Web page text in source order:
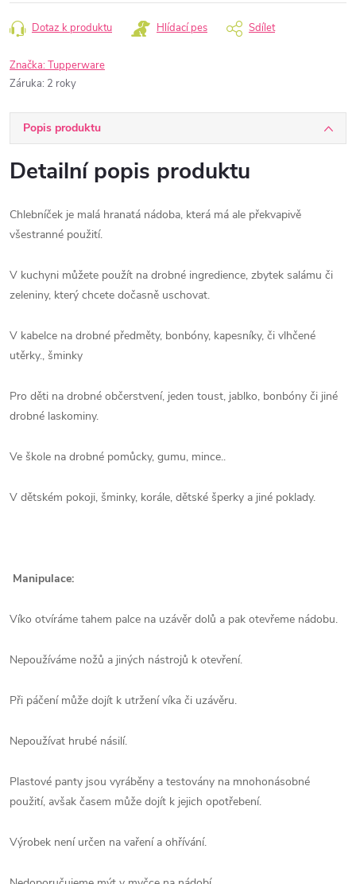
Dotaz k produktu Hlídací pes Sdílet
Značka:Tupperware
Záruka: 2 roky
Popis produktu
Detailní popis produktu
Chlebníček je malá hranatá nádoba, která má ale překvapivě
všestranné použití.
V kuchyni můžete použít na drobné ingredience, zbytek salámu či
zeleniny, který chcete dočasně uschovat.
V kabelce na drobné předměty, bonbóny, kapesníky, či vlhčené
utěrky., šminky
Pro děti na drobné občerstvení, jeden toust, jablko, bonbóny či jiné
drobné laskominy.
Ve škole na drobné pomůcky, gumu, mince..
V dětském pokoji, šminky, korále, dětské šperky a jiné poklady.
Manipulace:
Víko otvíráme tahem palce na uzávěr dolů a pak otevřeme nádobu.
Nepoužíváme nožů a jiných nástrojů k otevření.
Při páčení může dojít k utržení víka či uzávěru.
Nepoužívat hrubé násilí.
Plastové panty jsou vyráběny a testovány na mnohonásobné
použití, avšak časem může dojít k jejich opotřebení.
Výrobek není určen na vaření a ohřívání.